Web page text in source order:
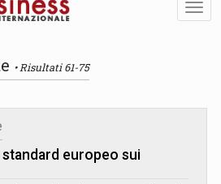
Risultati 61-75
europeo sui